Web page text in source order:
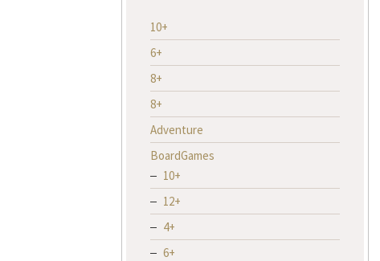
10+
6+
8+
8+
Adventure
BoardGames
10+
12+
4+
6+